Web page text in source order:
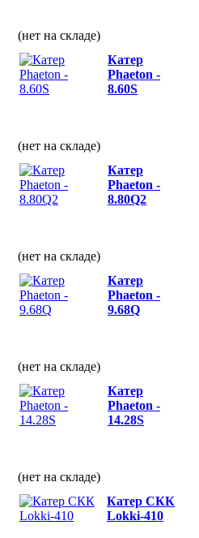
(нет на складе)
Катер
Phaeton -
8.60S
(нет на складе)
Катер
Phaeton -
8.80Q2
(нет на складе)
Катер
Phaeton -
9.68Q
(нет на складе)
Катер
Phaeton -
14.28S
(нет на складе)
Катер СКК
Lokki-410